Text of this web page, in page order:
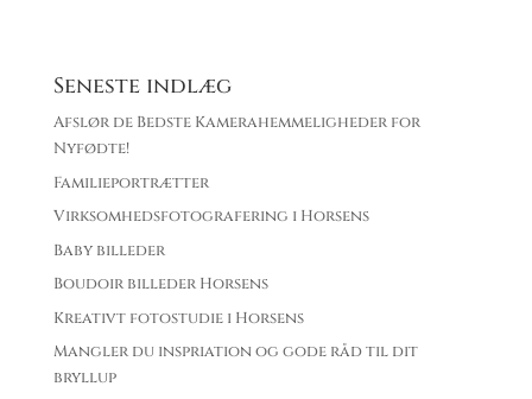
Seneste indlæg
Afslør de Bedste Kamerahemmeligheder for
Nyfødte!
Familieportrætter
Virksomhedsfotografering i Horsens
Baby billeder
Boudoir billeder Horsens
Kreativt fotostudie i Horsens
Mangler du inspriation og gode råd til dit
bryllup